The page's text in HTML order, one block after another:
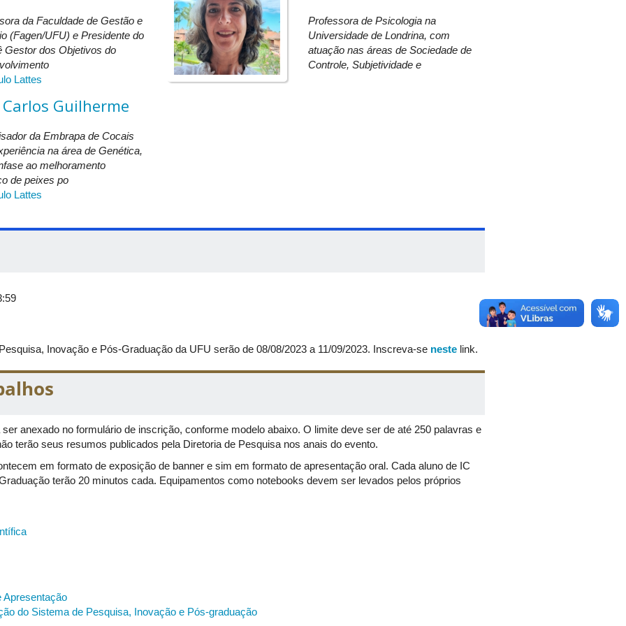
para o desenvolvimento sustentável
em Administração com atuação nas áreas de Finanças Verdes, Inovação Verde,
2030 e os ODS nas Universidades; Sonia Regina Vargas Mansano, professora de Psicologia na
nas áreas de Sociedade de Controle, Subjetividade e Resistência; e Luiz Carlos
Cocais com experiência na área de Genética, com ênfase ao melhoramento genético de peixes por
e Citogenética.
Santa Mônica
Científica, Mestrado, Doutorado e Pós-Doutorado da área de
aqui.Neste ano, as apresentações não acontecem em formato de exposição de banner e
Cada aluno de IC terá 15 minutos, enquanto os da Pós-Graduação terão 20 minutos cada.
Santa Mônica
Científica, Mestrado, Doutorado e Pós-Doutorado da área de
Nome dos autores
Cada aluno de IC terá 15 minutos, enquanto os da Pós-Graduação terão 20 minutos cada.
ser levados pelos próprios pesquisadores.
de apresentação
Cada aluno de IC terá 15 minutos, enquanto os da Pós-Graduação terão 20 minutos cada.
ser levados pelos próprios pesquisadores
da Faculdade de Gestão e
(Fagen/UFU) e Presidente do
Gestor dos Objetivos do
Lattes
Professora de Psicologia na
Universidade de Londrina, com
atuação nas áreas de Sociedade de
Controle, Subjetividade e
Carlos Guilherme
da Embrapa de Cocais
na área de Genética,
ao melhoramento
de peixes po
Lattes
Inovação e Pós-Graduação da UFU serão de 08/08/2023 a 11/09/2023. Inscreva-se neste link.
anexado no formulário de inscrição, conforme modelo abaixo. O limite deve ser de até 250 palavras e
terão seus resumos publicados pela Diretoria de Pesquisa nos anais do evento.
em formato de exposição de banner e sim em formato de apresentação oral. Cada aluno de IC
terão 20 minutos cada. Equipamentos como notebooks devem ser levados pelos próprios
Apresentação
do Sistema de Pesquisa, Inovação e Pós-graduação